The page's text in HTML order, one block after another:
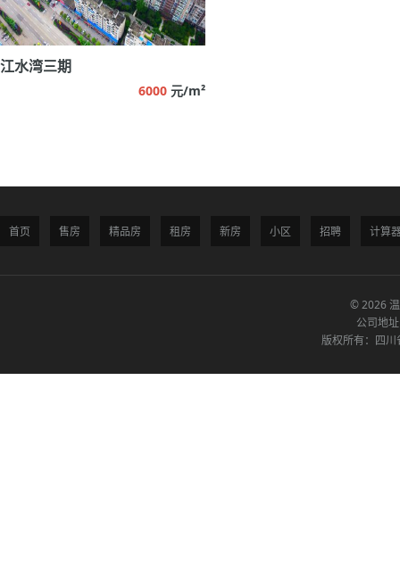
江水湾三期
6000 元/m²
首页 售房 精品房 租房 新房 小区 招聘 计算
© 2026
公司地
版权所有：四